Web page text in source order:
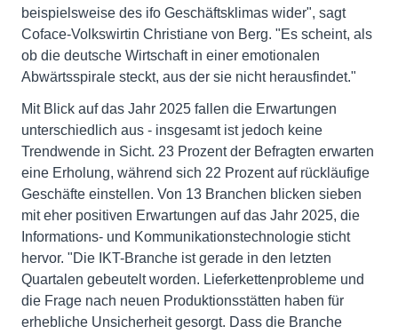
beispielsweise des ifo Geschäftsklimas wider", sagt
Coface-Volkswirtin Christiane von Berg. "Es scheint, als
ob die deutsche Wirtschaft in einer emotionalen
Abwärtsspirale steckt, aus der sie nicht herausfindet."
Mit Blick auf das Jahr 2025 fallen die Erwartungen
unterschiedlich aus - insgesamt ist jedoch keine
Trendwende in Sicht. 23 Prozent der Befragten erwarten
eine Erholung, während sich 22 Prozent auf rückläufige
Geschäfte einstellen. Von 13 Branchen blicken sieben
mit eher positiven Erwartungen auf das Jahr 2025, die
Informations- und Kommunikationstechnologie sticht
hervor. "Die IKT-Branche ist gerade in den letzten
Quartalen gebeutelt worden. Lieferkettenprobleme und
die Frage nach neuen Produktionsstätten haben für
erhebliche Unsicherheit gesorgt. Dass die Branche